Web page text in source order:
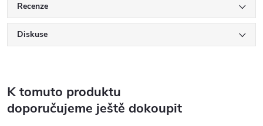
Recenze
Diskuse
K tomuto produktu
doporučujeme ještě dokoupit